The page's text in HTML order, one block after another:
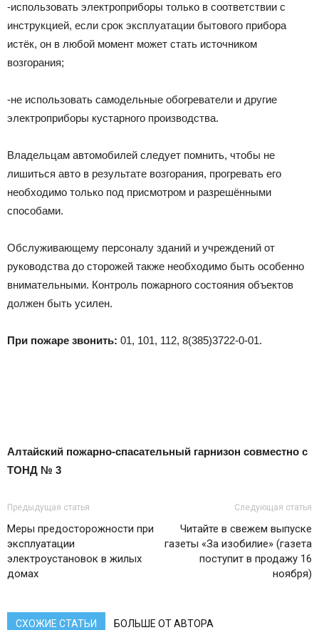
-использовать электроприборы только в соответствии с
инструкцией, если срок эксплуатации бытового прибора
истёк, он в любой момент может стать источником
возгорания;
-не использовать самодельные обогреватели и другие
электроприборы кустарного производства.
Владельцам автомобилей следует помнить, чтобы не
лишиться авто в результате возгорания, прогревать его
необходимо только под присмотром и разрешёнными
способами.
Обслуживающему персоналу зданий и учреждений от
руководства до сторожей также необходимо быть особенно
внимательными. Контроль пожарного состояния объектов
должен быть усилен.
При пожаре звонить: 01, 101, 112, 8(385)3722-0-01.
Алтайский пожарно-спасательный гарнизон совместно с
ТОНД № 3
Предыдущая статья
Меры предосторожности при
эксплуатации
электроустановок в жилых
домах
Следующая статья
Читайте в свежем выпуске
газеты «За изобилие» (газета
поступит в продажу 16
ноября)
СХОЖИЕ СТАТЬИ БОЛЬШЕ ОТ АВТОРА